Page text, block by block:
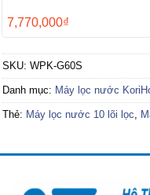
7,770,000₫
SKU: WPK-G60S
Danh mục: Máy lọc nước
Thẻ: Máy lọc nước 10 lõi lọc